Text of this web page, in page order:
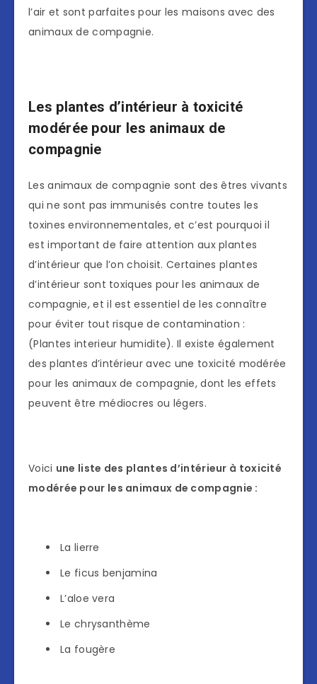
l’air et sont parfaites pour les maisons avec des
animaux de compagnie.
Les plantes d’intérieur à toxicité
modérée pour les animaux de
compagnie
Les animaux de compagnie sont des êtres vivants
qui ne sont pas immunisés contre toutes les
toxines environnementales, et c’est pourquoi il
est important de faire attention aux plantes
d’intérieur que l’on choisit. Certaines plantes
d’intérieur sont toxiques pour les animaux de
compagnie, et il est essentiel de les connaître
pour éviter tout risque de contamination :
(Plantes interieur humidite). Il existe également
des plantes d’intérieur avec une toxicité modérée
pour les animaux de compagnie, dont les effets
peuvent être médiocres ou légers.
Voici une liste des plantes d’intérieur à toxicité
modérée pour les animaux de compagnie :
La lierre
Le ficus benjamina
L’aloe vera
Le chrysanthème
La fougère